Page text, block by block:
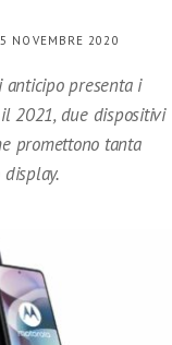
NOVEMBRE 2020
anticipo presenta i
2021, due dispositivi
promettono tanta